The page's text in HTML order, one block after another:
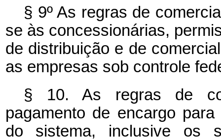
§ 9º As regras de
se às concessionárias,
de distribuição e de
as empresas sob controle
§ 10. As regras de
pagamento de encargo
do sistema, inclusive os